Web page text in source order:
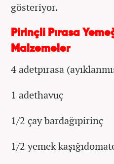
gösteriyor.
Pirinçli Pırasa
Malzemeler
4 adetpırasa
1 adethavuç
1/2 çay bardağıpirinç
1/2 yemek